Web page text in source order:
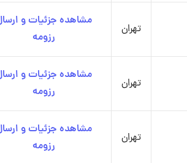
تهران
مشاهده جزئیات و
رزومه
تهران
مشاهده جزئیات و
رزومه
تهران
مشاهده جزئیات و
رزومه